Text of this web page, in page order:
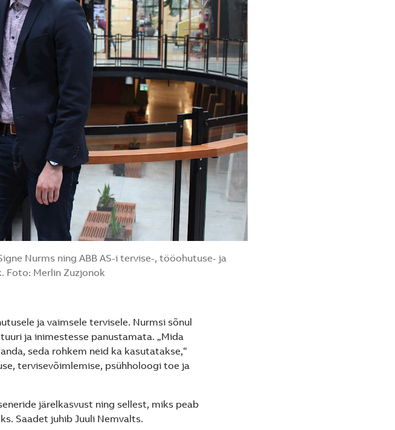
Nurms ning ABB AS-i tervise-, tööohutuse- ja
Foto: Merlin Zuzjonok
ja vaimsele tervisele. Nurmsi sõnul
ja inimestesse panustamata. „Mida
seda rohkem neid ka kasutatakse,“
tervisevõimlemise, psühholoogi toe ja
järelkasvust ning sellest, miks peab
Saadet juhib Juuli Nemvalts.